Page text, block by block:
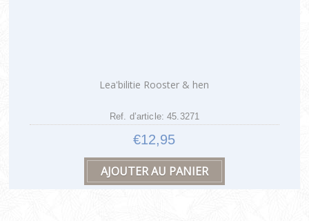
Lea'bilitie Rooster & hen
Ref. d’article: 45.3271
€12,95